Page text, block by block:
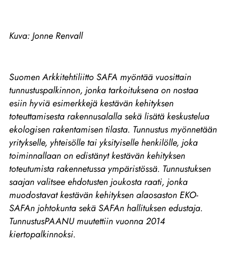
Kuva: Jonne Renvall
Suomen Arkkitehtiliitto SAFA myöntää vuosittain
tunnustuspalkinnon, jonka tarkoituksena on nostaa
esiin hyviä esimerkkejä kestävän kehityksen
toteuttamisesta rakennusalalla sekä lisätä keskustelua
ekologisen rakentamisen tilasta. Tunnustus myönnetään
yritykselle, yhteisölle tai yksityiselle henkilölle, joka
toiminnallaan on edistänyt kestävän kehityksen
toteutumista rakennetussa ympäristössä. Tunnustuksen
saajan valitsee ehdotusten joukosta raati, jonka
muodostavat kestävän kehityksen alaosaston EKO-
SAFAn johtokunta sekä SAFAn hallituksen edustaja.
TunnustusPAANU muutettiin vuonna 2014
kiertopalkinnoksi.